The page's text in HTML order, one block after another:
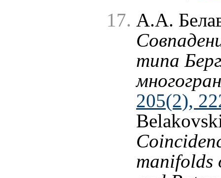
А.А.
типа
205(2),
manifolds